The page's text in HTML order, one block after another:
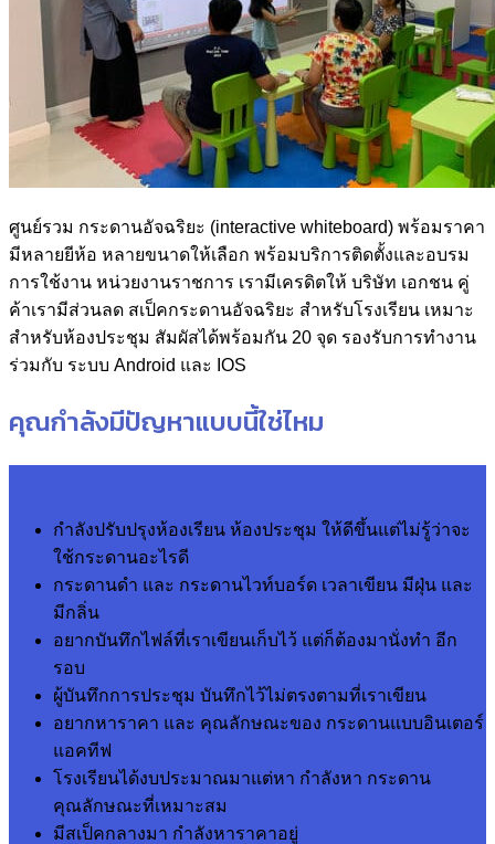
ศูนย์รวม กระดานอัจฉริยะ (interactive whiteboard) พร้อมราคา
มีหลายยีห้อ หลายขนาดให้เลือก พร้อมบริการติดตั้งและอบรม
การใช้งาน หน่วยงานราชการ เรามีเครดิตให้ บริษัท เอกชน คู่
ค้าเรามีส่วนลด สเป็คกระดานอัจฉริยะ สำหรับโรงเรียน เหมาะ
สำหรับห้องประชุม สัมผัสได้พร้อมกัน 20 จุด รองรับการทำงาน
ร่วมกับ ระบบ Android และ IOS
คุณกำลังมีปัญหาแบบนี้ใช่ไหม
กำลังปรับปรุงห้องเรียน ห้องประชุม ให้ดีขึ้นแต่ไม่รู้ว่าจะ
ใช้กระดานอะไรดี
กระดานดำ และ กระดานไวท์บอร์ด เวลาเขียน มีฝุ่น และ
มีกลิ่น
อยากบันทึกไฟล์ที่เราเขียนเก็บไว้ แต่ก็ต้องมานั่งทำ อีก
รอบ
ผู้บันทึกการประชุม บันทึกไว้ไม่ตรงตามที่เราเขียน
อยากหาราคา และ คุณลักษณะของ กระดานแบบอินเตอร์
แอคทีฟ
โรงเรียนได้งบประมาณมาแต่หา กำลังหา กระดาน
คุณลักษณะที่เหมาะสม
มีสเป็คกลางมา กำลังหาราคาอยู่